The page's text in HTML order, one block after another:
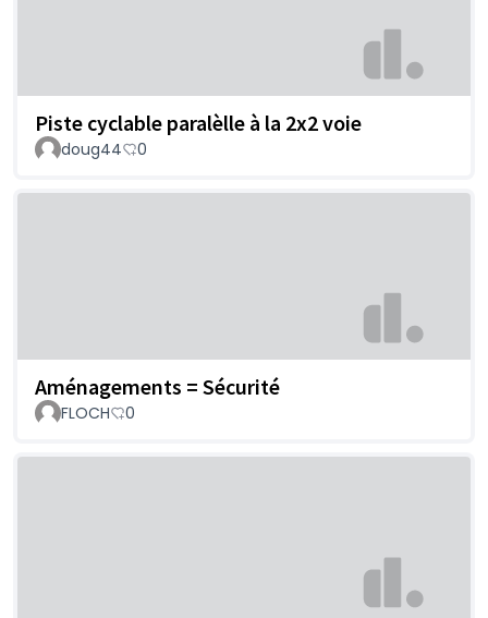
Piste cyclable paralèlle à la 2x2 voie
doug44 0
Aménagements = Sécurité
FLOCH 0